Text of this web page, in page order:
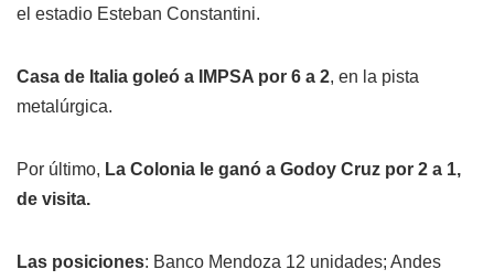
el estadio Esteban Constantini.
Casa de Italia goleó a IMPSA por 6 a 2, en la pista
metalúrgica.
Por último, La Colonia le ganó a Godoy Cruz por 2 a 1,
de visita.
Las posiciones: Banco Mendoza 12 unidades; Andes